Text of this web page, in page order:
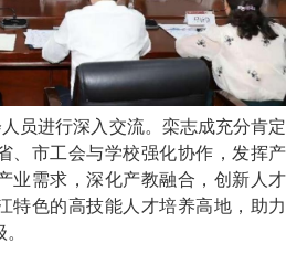
员进行深入交流。栾志成充分肯定
、市工会与学校强化协作，发挥产
业需求，深化产教融合，创新人才
特色的高技能人才培养高地，助力